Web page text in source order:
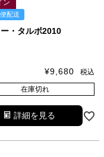
・タルボ2010
ン
配送
¥9,680 税込
在庫切れ
詳細を見る